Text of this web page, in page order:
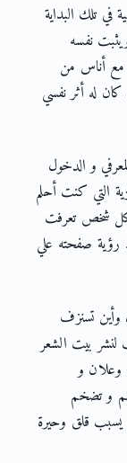
في تلك البداية
نفسه
مع أناس من
له أثر نفسي
و الدخول
التي كنت أحلم
كل شخص تعرفت
رؤية صفحته علي
وأين تسنزف
بيت الشعر
وعلان و
و تضخم
يسبب قلق وحيرة